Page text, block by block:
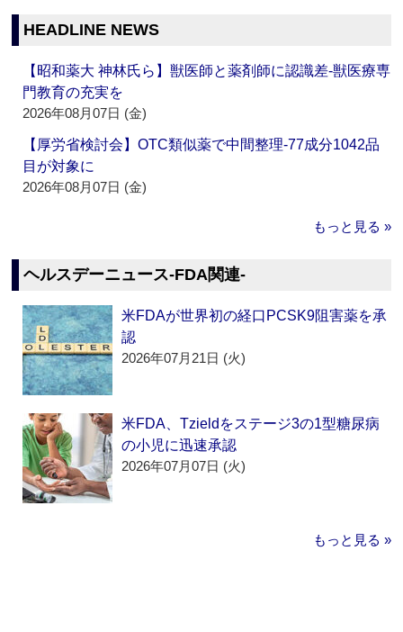
HEADLINE NEWS
【昭和薬大 神林氏ら】獣医師と薬剤師に認識差‐獣医療専
門教育の充実を
2026年08月07日 (金)
【厚労省検討会】OTC類似薬で中間整理‐77成分1042品
目が対象に
2026年08月07日 (金)
もっと見る »
ヘルスデーニュース‐FDA関連‐
米FDAが世界初の経口PCSK9阻害薬を承
認
2026年07月21日 (火)
米FDA、Tzieldをステージ3の1型糖尿病
の小児に迅速承認
2026年07月07日 (火)
もっと見る »